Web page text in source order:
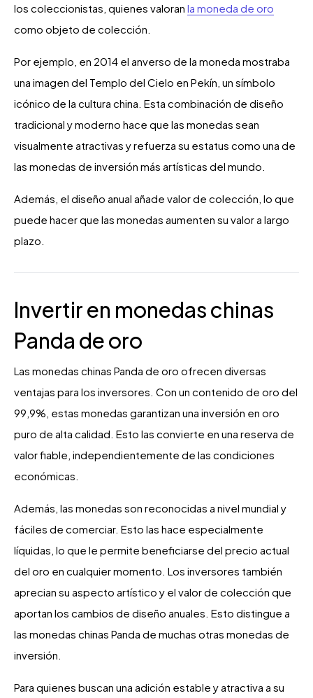
los coleccionistas, quienes valoran la moneda de oro
como objeto de colección.
Por ejemplo, en 2014 el anverso de la moneda mostraba
una imagen del Templo del Cielo en Pekín, un símbolo
icónico de la cultura china. Esta combinación de diseño
tradicional y moderno hace que las monedas sean
visualmente atractivas y refuerza su estatus como una de
las monedas de inversión más artísticas del mundo.
Además, el diseño anual añade valor de colección, lo que
puede hacer que las monedas aumenten su valor a largo
plazo.
Invertir en monedas chinas
Panda de oro
Las monedas chinas Panda de oro ofrecen diversas
ventajas para los inversores. Con un contenido de oro del
99,9%, estas monedas garantizan una inversión en oro
puro de alta calidad. Esto las convierte en una reserva de
valor fiable, independientemente de las condiciones
económicas.
Además, las monedas son reconocidas a nivel mundial y
fáciles de comerciar. Esto las hace especialmente
líquidas, lo que le permite beneficiarse del precio actual
del oro en cualquier momento. Los inversores también
aprecian su aspecto artístico y el valor de colección que
aportan los cambios de diseño anuales. Esto distingue a
las monedas chinas Panda de muchas otras monedas de
inversión.
Para quienes buscan una adición estable y atractiva a su